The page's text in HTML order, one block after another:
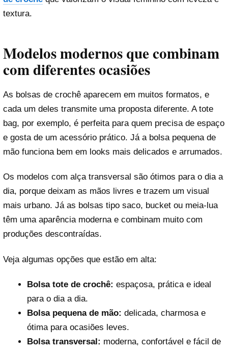
textura.
Modelos modernos que combinam
com diferentes ocasiões
As bolsas de crochê aparecem em muitos formatos, e
cada um deles transmite uma proposta diferente. A tote
bag, por exemplo, é perfeita para quem precisa de espaço
e gosta de um acessório prático. Já a bolsa pequena de
mão funciona bem em looks mais delicados e arrumados.
Os modelos com alça transversal são ótimos para o dia a
dia, porque deixam as mãos livres e trazem um visual
mais urbano. Já as bolsas tipo saco, bucket ou meia-lua
têm uma aparência moderna e combinam muito com
produções descontraídas.
Veja algumas opções que estão em alta:
Bolsa tote de crochê: espaçosa, prática e ideal
para o dia a dia.
Bolsa pequena de mão: delicada, charmosa e
ótima para ocasiões leves.
Bolsa transversal: moderna, confortável e fácil de